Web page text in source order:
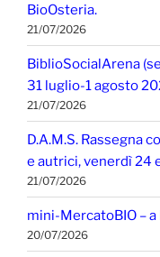
BioOsteria.
21/07/2026
BiblioSocialArena
31 luglio-1 agosto
21/07/2026
D.A.M.S. Rassegna
e autrici, venerdì 24
21/07/2026
mini-MercatoBIO –
20/07/2026